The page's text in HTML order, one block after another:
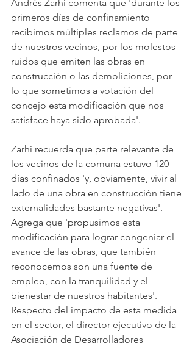
Andrés Zarhi comenta que 'durante los
primeros días de confinamiento
recibimos múltiples reclamos de parte
de nuestros vecinos, por los molestos
ruidos que emiten las obras en
construcción o las demoliciones, por
lo que sometimos a votación del
concejo esta modificación que nos
satisface haya sido aprobada'.
Zarhi recuerda que parte relevante de
los vecinos de la comuna estuvo 120
días confinados 'y, obviamente, vivir al
lado de una obra en construcción tiene
externalidades bastante negativas'.
Agrega que 'propusimos esta
modificación para lograr congeniar el
avance de las obras, que también
reconocemos son una fuente de
empleo, con la tranquilidad y el
bienestar de nuestros habitantes'.
Respecto del impacto de esta medida
en el sector, el director ejecutivo de la
Asociación de Desarrolladores